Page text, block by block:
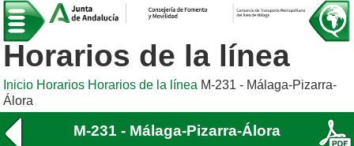
Horarios de la línea
Inicio Horarios Horarios de la línea M-231 - Málaga-Pizarra-
Álora
M-231 - Málaga-Pizarra-Álora